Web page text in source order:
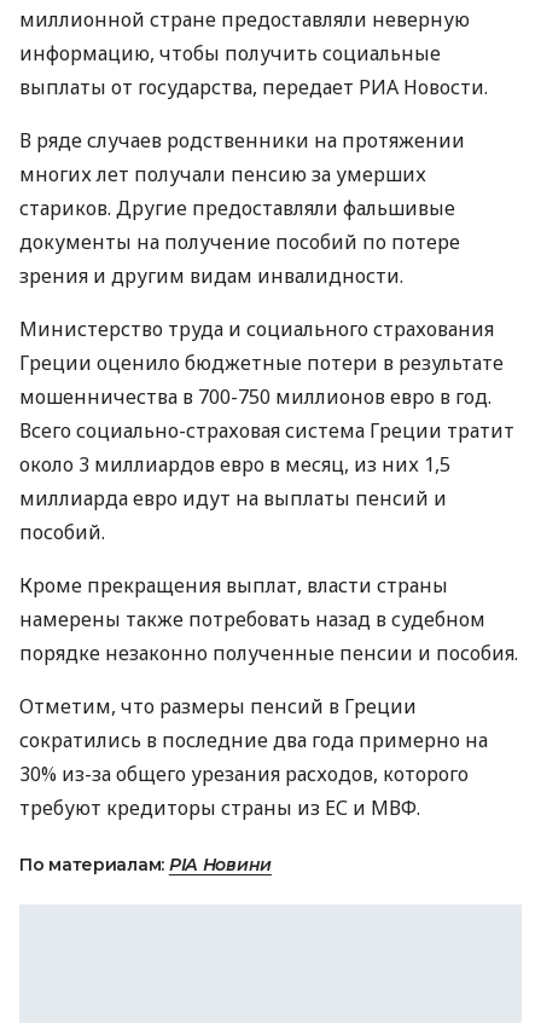
миллионной стране предоставляли неверную
информацию, чтобы получить социальные
выплаты от государства, передает РИА Новости.
В ряде случаев родственники на протяжении
многих лет получали пенсию за умерших
стариков. Другие предоставляли фальшивые
документы на получение пособий по потере
зрения и другим видам инвалидности.
Министерство труда и социального страхования
Греции оценило бюджетные потери в результате
мошенничества в 700-750 миллионов евро в год.
Всего социально-страховая система Греции тратит
около 3 миллиардов евро в месяц, из них 1,5
миллиарда евро идут на выплаты пенсий и
пособий.
Кроме прекращения выплат, власти страны
намерены также потребовать назад в судебном
порядке незаконно полученные пенсии и пособия.
Отметим, что размеры пенсий в Греции
сократились в последние два года примерно на
30% из-за общего урезания расходов, которого
требуют кредиторы страны из ЕС и МВФ.
По материалам: РІА Новини